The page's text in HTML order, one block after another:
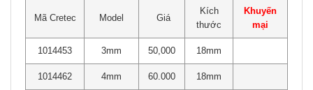
Mã Cretec Model Giá
Kích
thước
Khuyến
mại
1014453 3mm 50,000 18mm
1014462 4mm 60.000 18mm